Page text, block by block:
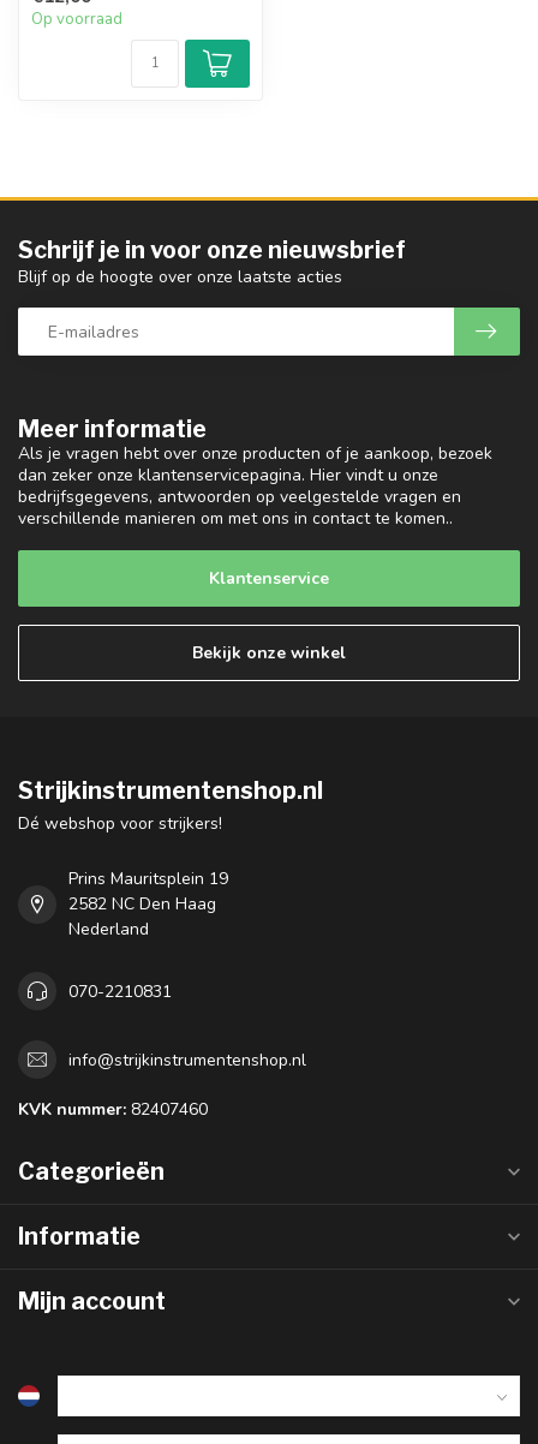
Op voorraad
Meer informatie
Als je vragen hebt over onze producten of je aankoop, bezoek
dan zeker onze klantenservicepagina. Hier vindt u onze
bedrijfsgegevens, antwoorden op veelgestelde vragen en
verschillende manieren om met ons in contact te komen..
Klantenservice
Bekijk onze winkel
Schrijf je in voor onze nieuwsbrief
Blijf op de hoogte over onze laatste acties
Strijkinstrumentenshop.nl
Dé webshop voor strijkers!
Prins Mauritsplein 19
2582 NC Den Haag
Nederland
070-2210831
info@strijkinstrumentenshop.nl
KVK nummer: 82407460
Categorieën
Informatie
Mijn account